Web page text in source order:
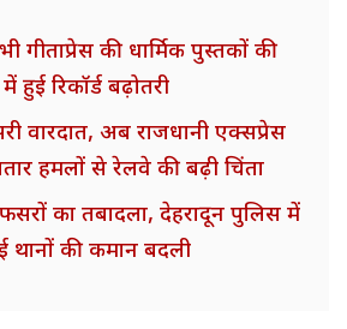
गीताप्रेस की धार्मिक पुस्तकों की
हुई रिकॉर्ड बढ़ोतरी
वारदात, अब राजधानी एक्सप्रेस
हमलों से रेलवे की बढ़ी चिंता
का तबादला, देहरादून पुलिस में
थानों की कमान बदली